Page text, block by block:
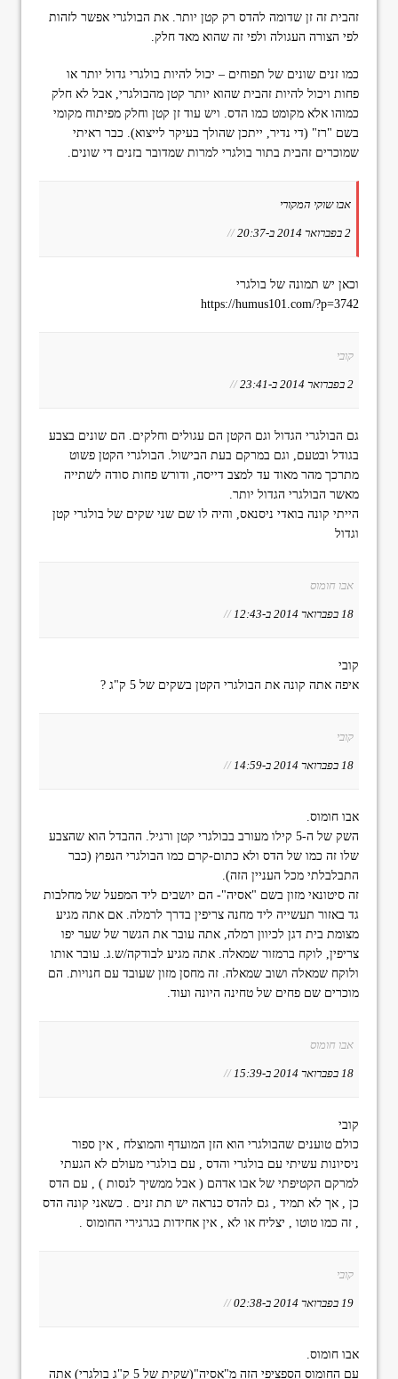
זהבית זה זן שדומה להדס רק קטן יותר. את הבולגרי אפשר לזהות
לפי הצורה העגולה ולפי זה שהוא מאד חלק.
כמו זנים שונים של תפוחים – יכול להיות בולגרי גדול יותר או
פחות ויכול להיות זהבית שהוא יותר קטן מהבולגרי, אבל לא חלק
כמוהו אלא מקומט כמו הדס. ויש עוד זן קטן וחלק מפיתוח מקומי
בשם "רז" (די נדיר, ייתכן שהולך בעיקר לייצוא). כבר ראיתי
שמוכרים זהבית בתור בולגרי למרות שמדובר בזנים די שונים.
אבו שוקי המקורי
2 בפברואר 2014 ב-20:37 //
וכאן יש תמונה של בולגרי
https://humus101.com/?p=3742
קובי
2 בפברואר 2014 ב-23:41 //
גם הבולגרי הגדול וגם הקטן הם עגולים וחלקים. הם שונים בצבע
בגודל ובטעם, וגם במרקם בעת הבישול. הבולגרי הקטן פשוט
מתרכך מהר מאוד עד למצב דייסה, ודורש פחות סודה לשתייה
מאשר הבולגרי הגדול יותר.
הייתי קונה בואדי ניסנאס, והיה לו שם שני שקים של בולגרי קטן
וגדול
אבו חומוס
18 בפברואר 2014 ב-12:43 //
קובי
איפה אתה קונה את הבולגרי הקטן בשקים של 5 ק"ג ?
קובי
18 בפברואר 2014 ב-14:59 //
אבו חומוס.
השק של ה-5 קילו מעורב בבולגרי קטן ורגיל. ההבדל הוא שהצבע
שלו זה כמו של הדס ולא כתום-קרם כמו הבולגרי הנפוץ (כבר
התבלבלתי מכל העניין הזה).
זה סיטונאי מזון בשם "אסיה"- הם יושבים ליד המפעל של מחלבות
גד באזור תעשייה ליד מחנה צריפין בדרך לרמלה. אם אתה מגיע
מצומת בית דגן לכיוון רמלה, אתה עובר את הגשר של שער יפו
צריפין, לוקח ברמזור שמאלה. אתה מגיע לבודקה/ש.ג. עובר אותו
ולוקח שמאלה ושוב שמאלה. זה מחסן מזון שעובד עם חנויות. הם
מוכרים שם פחים של טחינה היונה ועוד.
אבו חומוס
18 בפברואר 2014 ב-15:39 //
קובי
כולם טוענים שהבולגרי הוא הזן המועדף והמוצלח , אין ספור
ניסיונות עשיתי עם בולגרי והדס , עם בולגרי מעולם לא הגעתי
למרקם הקטיפתי של אבו אדהם ( אבל ממשיך לנסות ) , עם הדס
כן , אך לא תמיד , גם להדס כנראה יש תת זנים . כשאני קונה הדס
, זה כמו טוטו , יצליח או לא , אין אחידות בגרגירי החומוס .
קובי
19 בפברואר 2014 ב-02:38 //
אבו חומוס.
עם החומוס הספציפי הזה מ"אסיה"(שקית של 5 ק"ג בולגרי) אתה